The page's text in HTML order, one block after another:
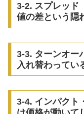
3-2. スプレッド
値の差という隠
3-3. ターンオー
入れ替わってい
3-4. インパクト